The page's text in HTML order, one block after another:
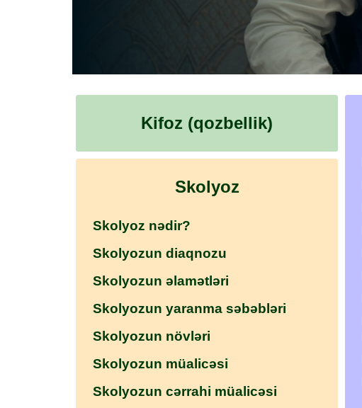
Kifoz (qozbellik)
Skolyoz
Skolyoz nədir?
Skolyozun diaqnozu
Skolyozun əlamətləri
Skolyozun yaranma səbəbləri
Skolyozun növləri
Skolyozun müalicəsi
Skolyozun cərrahi müalicəsi